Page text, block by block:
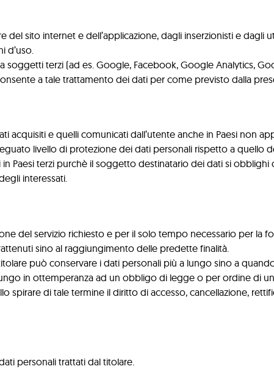
sito internet e dell’applicazione, dagli inserzionisti e dagli
d’uso.
terzi (ad es. Google, Facebook, Google Analytics,
a tale trattamento dei dati per come previsto dalla
e quelli comunicati dall’utente anche in Paesi non
livello di protezione dei dati personali rispetto a quello
Paesi terzi purchè il soggetto destinatario dei dati si
interessati.
del servizio richiesto e per il solo tempo necessario per la
sino al raggiungimento delle predette finalità.
può conservare i dati personali più a lungo sino a
in ottemperanza ad un obbligo di legge o per ordine di
spirare di tale termine il diritto di accesso, cancellazione,
personali trattati dal titolare.